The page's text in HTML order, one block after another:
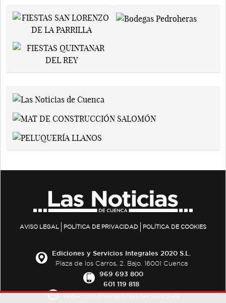
AVISO LEGAL POLÍTICA DE PRIVACIDAD POLÍTICA DE COOKIES
Ediciones y Servicios Integrales 2020 S.L.
Plaza de los Carros, 2. Bajo. 16001 Cuenca
969 693 800
601 119 818